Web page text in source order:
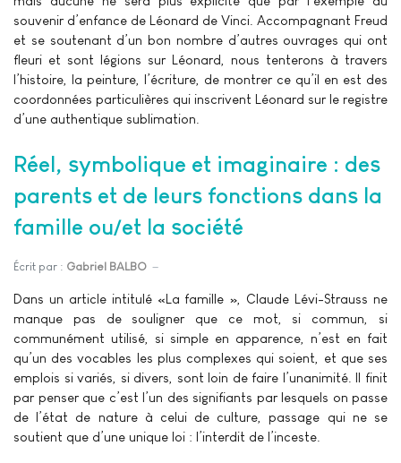
souvenir d’enfance de Léonard de Vinci. Accompagnant Freud
et se soutenant d’un bon nombre d’autres ouvrages qui ont
fleuri et sont légions sur Léonard, nous tenterons à travers
l’histoire, la peinture, l’écriture, de montrer ce qu’il en est des
coordonnées particulières qui inscrivent Léonard sur le registre
d’une authentique sublimation.
Réel, symbolique et imaginaire : des
parents et de leurs fonctions dans la
famille ou/et la société
Écrit par : Gabriel BALBO
Dans un article intitulé «La famille », Claude Lévi-Strauss ne
manque pas de souligner que ce mot, si commun, si
communément utilisé, si simple en apparence, n’est en fait
qu’un des vocables les plus complexes qui soient, et que ses
emplois si variés, si divers, sont loin de faire l’unanimité. Il finit
par penser que c’est l’un des signifiants par lesquels on passe
de l’état de nature à celui de culture, passage qui ne se
soutient que d’une unique loi : l’interdit de l’inceste.